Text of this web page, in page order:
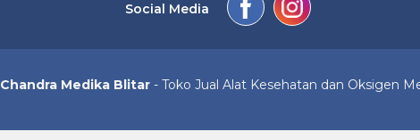
Social Media
Chandra Medika Blitar- Toko Jual Alat Kesehatan dan Oksigen